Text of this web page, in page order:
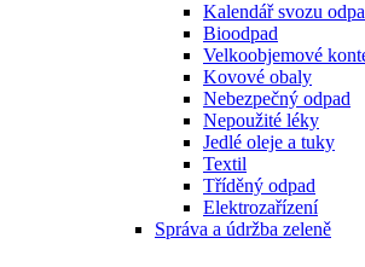
Kalendář svozu
Bioodpad
Velkoobjemové
Kovové obaly
Nebezpečný odpad
Nepoužité léky
Jedlé oleje a tuky
Textil
Tříděný odpad
Elektrozařízení
Správa a údržba zeleně